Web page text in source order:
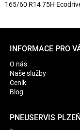
165/60 R14 75H
INFORMACE PRO
O nás
Naše služby
Ceník
Blog
PNEUSERVIS PLZEŇ